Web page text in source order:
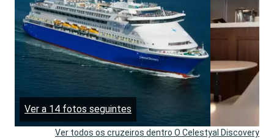
Ver a 14 fotos seguintes
Ver todos os cruzeiros dentro O Celestyal Discovery